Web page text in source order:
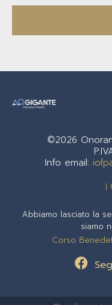
©2026
Info email:
|
Abbiamo lasciato la
siamo
Corso